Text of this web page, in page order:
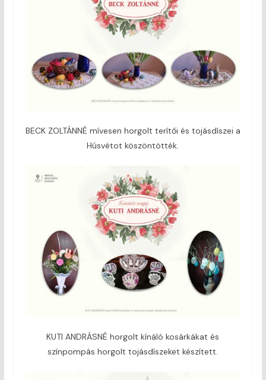
BECK ZOLTÁNNÉ mívesen horgolt terítői és tojásdíszei a
Húsvétot köszöntötték.
KUTI ANDRÁSNÉ horgolt kínáló kosárkákat és
színpompás horgolt tojásdíszeket készített.